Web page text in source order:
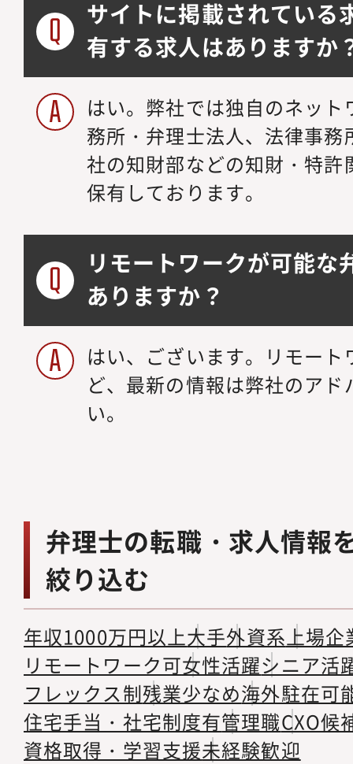
サイトに掲載されている
有する求人はありますか
はい。弊社では独自のネッ
務所・弁理士法人、法律事
社の知財部などの知財・特
保有しております。
リモートワークが可能な
ありますか？
はい、ございます。リモー
ど、最新の情報は弊社のア
い。
弁理士の転職・求人情報
絞り込む
年収1000万円以上大手外資系上場企
リモートワーク可女性活躍シニア活
フレックス制残業少なめ海外駐在可
住宅手当・社宅制度有管理職CXO候
資格取得・学習支援未経験歓迎